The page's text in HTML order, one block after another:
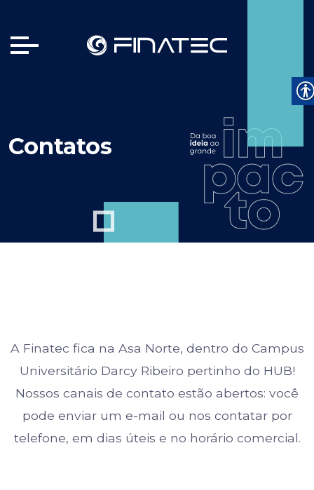
Contatos
A Finatec fica na Asa Norte, dentro do Campus
Universitário Darcy Ribeiro pertinho do HUB!
Nossos canais de contato estão abertos: você
pode enviar um e-mail ou nos contatar por
telefone, em dias úteis e no horário comercial.